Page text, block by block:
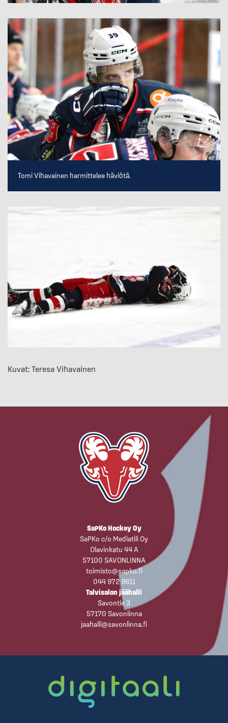
Tomi Vihavainen harmittelee häviötä.
Kuvat: Teresa Vihavainen
SaPKo Hockey Oy
SaPKo c/o Mediatili Oy
Olavinkatu 44 A
57100 SAVONLINNA
toimisto@sapko.fi
044 972 9611
Talvisalon jäähalli
Savontie 3
57170 Savonlinna
jaahalli@savonlinna.fi